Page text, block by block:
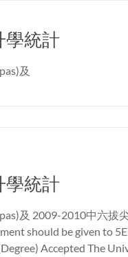
學統計
及
學統計
及 2009-2010中六拔
should be given to
Accepted The